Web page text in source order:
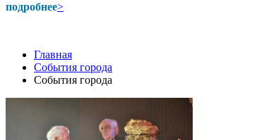
подробнее>
Главная
События города
События города